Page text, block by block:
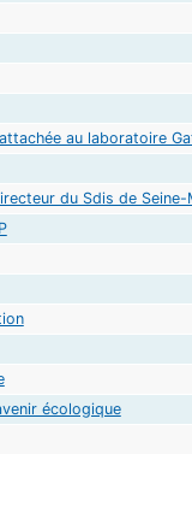
au laboratoire
du Sdis de Seine-
écologique